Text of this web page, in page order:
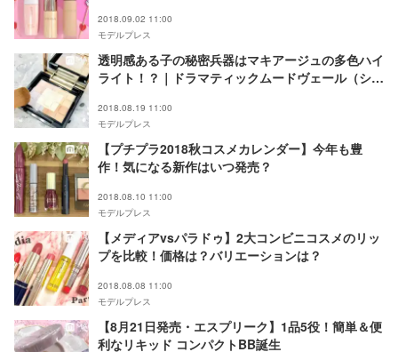
2018.09.02 11:00
モデルプレス
透明感ある子の秘密兵器はマキアージュの多色ハイ
ライト！？｜ドラマティックムードヴェール（シル
2018.08.19 11:00
モデルプレス
【プチプラ2018秋コスメカレンダー】今年も豊
作！気になる新作はいつ発売？
2018.08.10 11:00
モデルプレス
【メディアvsパラドゥ】2大コンビニコスメのリッ
プを比較！価格は？バリエーションは？
2018.08.08 11:00
モデルプレス
【8月21日発売・エスプリーク】1品5役！簡単＆便
利なリキッド コンパクトBB誕生